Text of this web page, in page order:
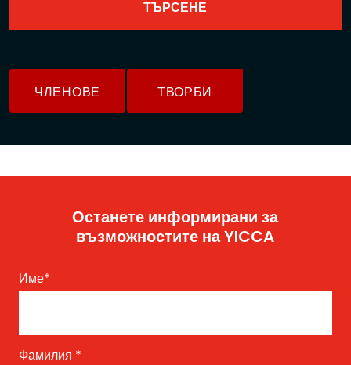
ЧЛЕНОВЕ ТВОРБИ
Останете информирани за
възможностите на YICCA
Име*
Фамилия *